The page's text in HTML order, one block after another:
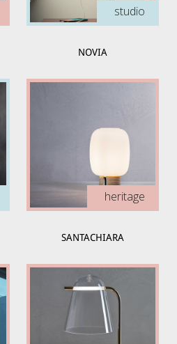
studio
NOVIA
heritage
SANTACHIARA